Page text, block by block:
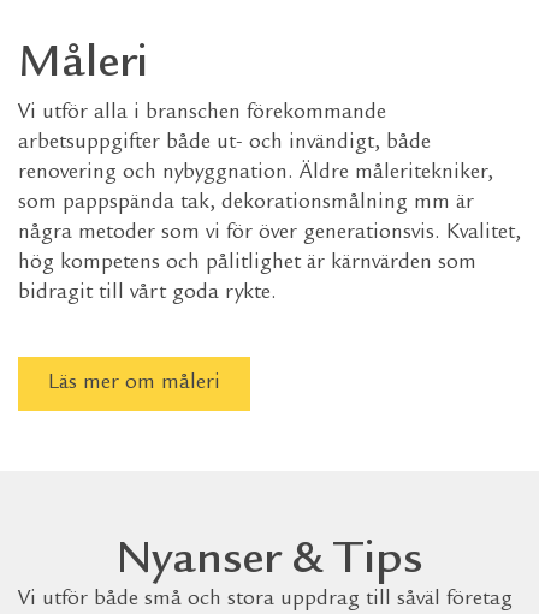
Måleri
Vi utför alla i branschen förekommande
arbetsuppgifter både ut- och invändigt, både
renovering och nybyggnation. Äldre måleritekniker,
som pappspända tak, dekorationsmålning mm är
några metoder som vi för över generationsvis. Kvalitet,
hög kompetens och pålitlighet är kärnvärden som
bidragit till vårt goda rykte.
Läs mer om måleri
Nyanser & Tips
Vi utför både små och stora uppdrag till såväl företag